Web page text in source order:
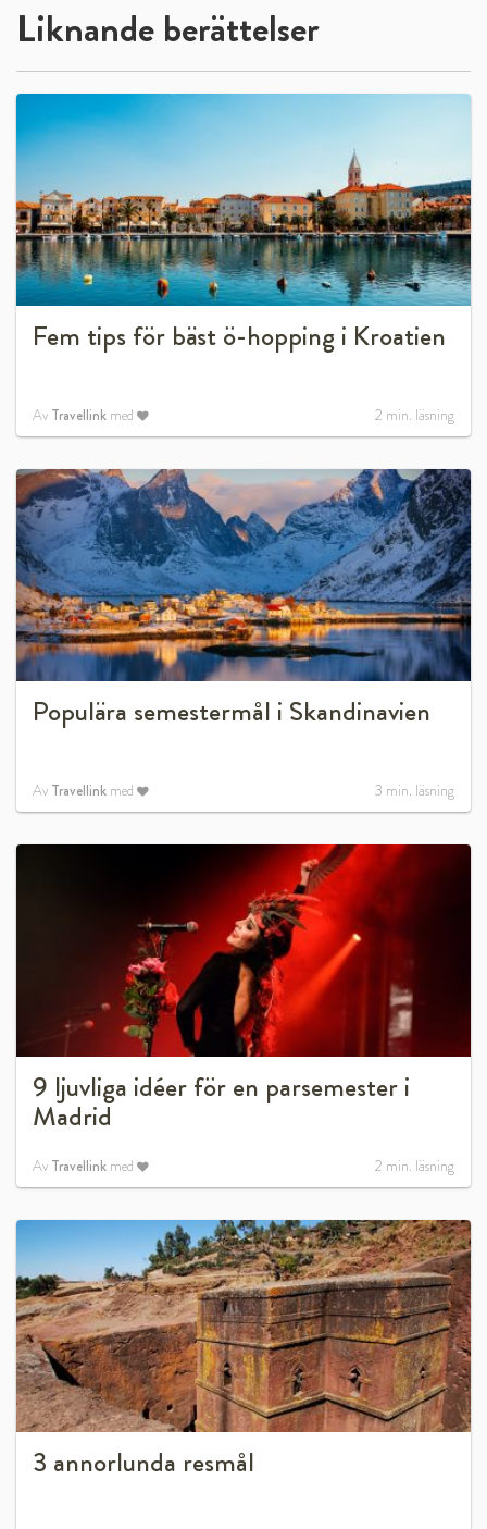
Liknande berättelser
Fem tips för bäst ö-hopping i Kroatien
Av Travellink med 2 min. läsning
Populära semestermål i Skandinavien
Av Travellink med 3 min. läsning
9 ljuvliga idéer för en parsemester i
Madrid
Av Travellink med 2 min. läsning
3 annorlunda resmål